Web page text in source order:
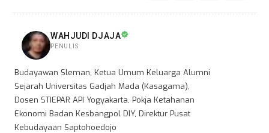
WAHJUDI DJAJA
PENULIS
Budayawan Sleman, Ketua Umum Keluarga Alumni
Sejarah Universitas Gadjah Mada (Kasagama),
Dosen STIEPAR API Yogyakarta, Pokja Ketahanan
Ekonomi Badan Kesbangpol DIY, Direktur Pusat
Kebudayaan Saptohoedojo